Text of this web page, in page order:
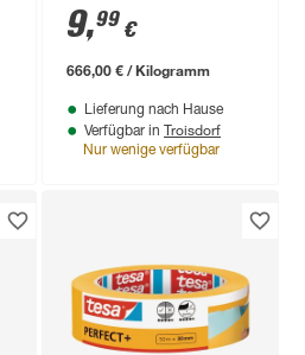
Min TurboMIX' 16 g
9,99 €
666,00 € / Kilogramm
Lieferung nach Hause
Verfügbar in Troisdorf
Nur wenige verfügbar